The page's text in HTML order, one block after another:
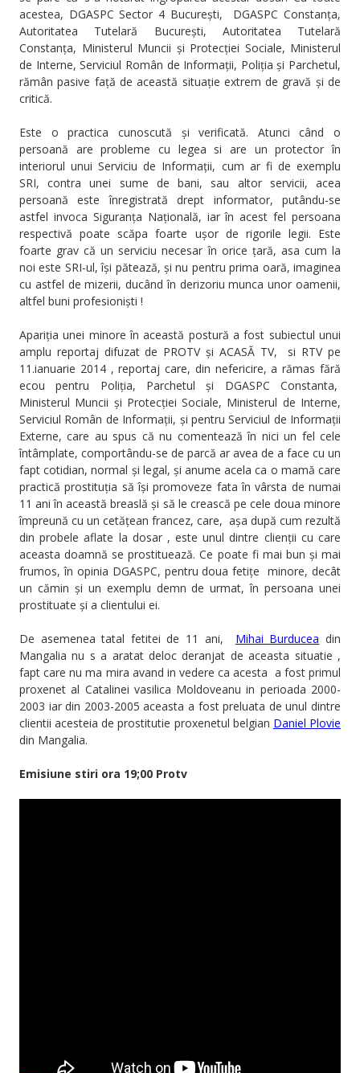
acestea, DGASPC Sector 4 București, DGASPC Constanța,
Autoritatea Tutelară București, Autoritatea Tutelară
Constanța, Ministerul Muncii și Protecției Sociale, Ministerul
de Interne, Serviciul Român de Informații, Poliția și Parchetul,
rămân pasive față de această situație extrem de gravă și de
critică.
Este o practica cunoscută și verificată. Atunci când o
persoană are probleme cu legea si are un protector în
interiorul unui Serviciu de Informații, cum ar fi de exemplu
SRI, contra unei sume de bani, sau altor servicii, acea
persoană este înregistrată drept informator, putându-se
astfel invoca Siguranța Națională, iar în acest fel persoana
respectivă poate scăpa foarte ușor de rigorile legii. Este
foarte grav că un serviciu necesar în orice țară, asa cum la
noi este SRI-ul, își pătează, și nu pentru prima oară, imaginea
cu astfel de mizerii, ducând în derizoriu munca unor oamenii,
altfel buni profesioniști !
Apariția unei minore în această postură a fost subiectul unui
amplu reportaj difuzat de PROTV și ACASĂ TV, si RTV pe
11.ianuarie 2014 , reportaj care, din nefericire, a rămas fără
ecou pentru Poliția, Parchetul și DGASPC Constanta,
Ministerul Muncii și Protecției Sociale, Ministerul de Interne,
Serviciul Român de Informații, și pentru Serviciul de Informații
Externe, care au spus că nu comentează în nici un fel cele
întâmplate, comportându-se de parcă ar avea de a face cu un
fapt cotidian, normal și legal, și anume acela ca o mamă care
practică prostituția să își promoveze fata în vârsta de numai
11 ani în această breaslă și să le crească pe cele doua minore
împreună cu un cetățean francez, care, așa după cum rezultă
din probele aflate la dosar , este unul dintre clienții cu care
aceasta doamnă se prostituează. Ce poate fi mai bun și mai
frumos, în opinia DGASPC, pentru doua fetițe minore, decât
un cămin și un exemplu demn de urmat, în persoana unei
prostituate și a clientului ei.
De asemenea tatal fetitei de 11 ani, Mihai Burducea din
Mangalia nu s a aratat deloc deranjat de aceasta situatie ,
fapt care nu ma mira avand in vedere ca acesta a fost primul
proxenet al Catalinei vasilica Moldoveanu in perioada 2000-
2003 iar din 2003-2005 aceasta a fost preluata de unul dintre
clientii acesteia de prostitutie proxenetul belgian Daniel Plovie
din Mangalia.
Emisiune stiri ora 19;00 Protv